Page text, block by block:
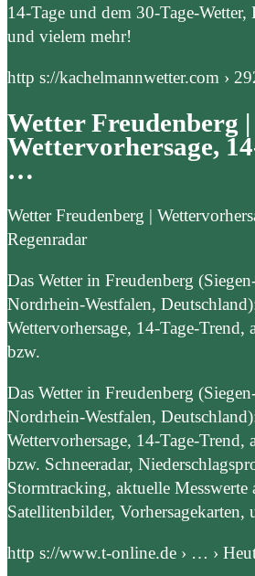
14-Tage und dem 30-Tage-
und vielem mehr!
http s://kachelmannwetter.com ›
Wetter Freudenberg |
Wettervorhersage,
…
Wetter Freudenberg |
Regenradar
Das Wetter in Freudenberg
Nordrhein-Westfalen,
Wettervorhersage, 14-Tage-Trend,
bzw.
Das Wetter in Freudenberg
Nordrhein-Westfalen,
Wettervorhersage, 14-Tage-Trend,
bzw. Schneeradar,
Stormtracking, aktuelle Messwerte
Satellitenbilder, Vorhersagekarten,
http s://www.t-online.de › … ›